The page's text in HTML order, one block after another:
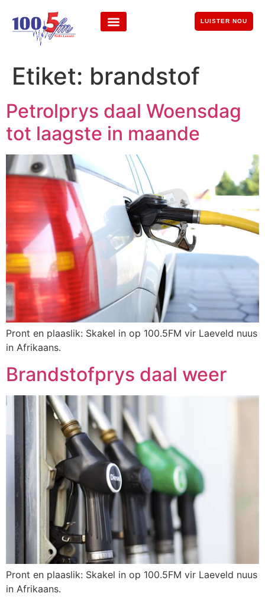
LUISTER NOU
Etiket: brandstof
Petrolprys daal Woensdag
tot laagste in maande
Pront en plaaslik: Skakel in op 100.5FM vir Laeveld nuus
in Afrikaans.
Brandstofprys daal weer
Pront en plaaslik: Skakel in op 100.5FM vir Laeveld nuus
in Afrikaans.